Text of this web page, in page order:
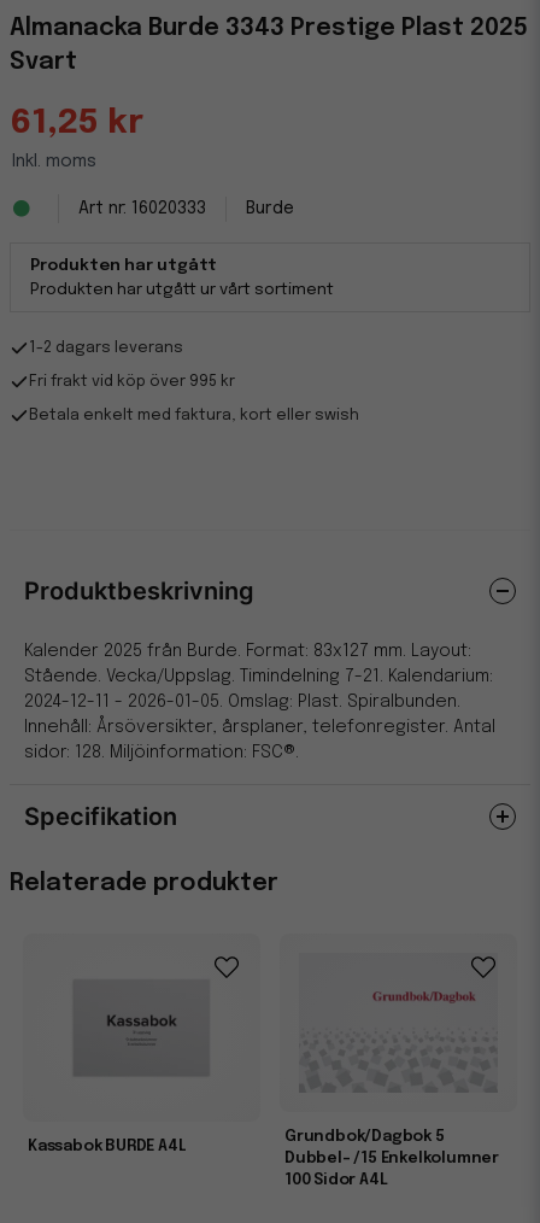
Almanacka Burde 3343 Prestige Plast 2025
Svart
61,25 kr
Inkl. moms
16020333 Burde
Produkten har utgått
Produkten har utgått ur vårt sortiment
1-2 dagars leverans
Fri frakt vid köp över 995 kr
Betala enkelt med faktura, kort eller swish
Relaterade produkter
Kassabok BURDE A4L
Grundbok/Dagbok 5
Dubbel- /15 Enkelkolumner
100 Sidor A4L
Produktbeskrivning
Kalender 2025 från Burde. Format: 83x127 mm. Layout:
Stående. Vecka/Uppslag. Timindelning 7-21. Kalendarium:
2024-12-11 - 2026-01-05. Omslag: Plast. Spiralbunden.
Innehåll: Årsöversikter, årsplaner, telefonregister. Antal
sidor: 128. Miljöinformation: FSC®.
Specifikation
Egenskaper